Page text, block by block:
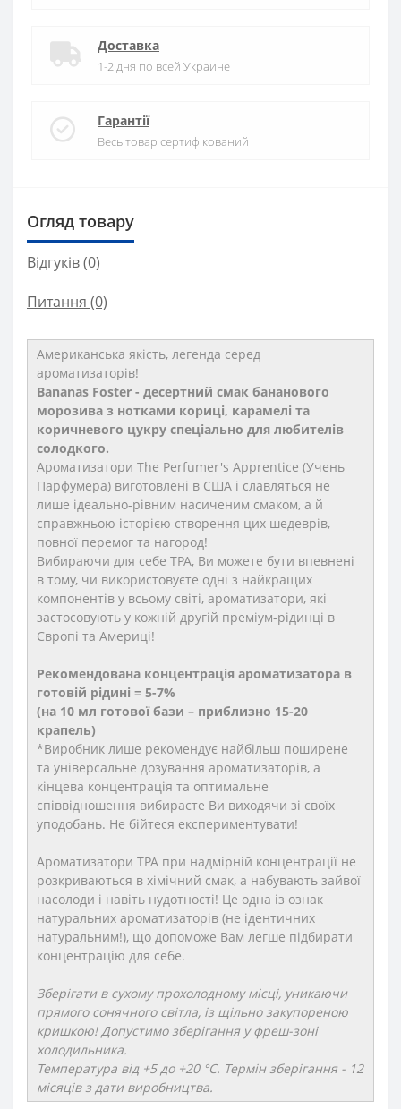
Доставка
1-2 дня по всей Украине
Гарантії
Весь товар сертифікований
Огляд товару
Відгуків (0)
Питання (0)
Американська якість, легенда серед
ароматизаторів!
Bananas Foster - десертний смак бананового
морозива з нотками кориці, карамелі та
коричневого цукру спеціально для любителів
солодкого.
Ароматизатори The Perfumer's Apprentice (Учень
Парфумера) виготовлені в США і славляться не
лише ідеально-рівним насиченим смаком, а й
справжньою історією створення цих шедеврів,
повної перемог та нагород!
Вибираючи для себе TPA, Ви можете бути впевнені
в тому, чи використовуєте одні з найкращих
компонентів у всьому світі, ароматизатори, які
застосовують у кожній другій преміум-рідинці в
Європі та Америці!
Рекомендована концентрація ароматизатора в
готовій рідині = 5-7%
(на 10 мл готової бази – приблизно 15-20
крапель)
*Виробник лише рекомендує найбільш поширене
та універсальне дозування ароматизаторів, а
кінцева концентрація та оптимальне
співвідношення вибираєте Ви виходячи зі своїх
уподобань. Не бійтеся експериментувати!
Ароматизатори TPA при надмірній концентрації не
розкриваються в хімічний смак, а набувають зайвої
насолоди і навіть нудотності! Це одна із ознак
натуральних ароматизаторів (не ідентичних
натуральним!), що допоможе Вам легше підбирати
концентрацію для себе.
Зберігати в сухому прохолодному місці, уникаючи
прямого сонячного світла, із щільно закупореною
кришкою! Допустимо зберігання у фреш-зоні
холодильника.
Температура від +5 до +20 °C. Термін зберігання - 12
місяців з дати виробництва.